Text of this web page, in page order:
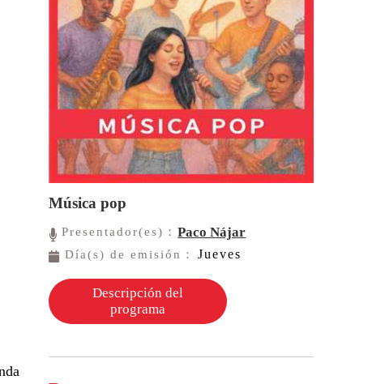
Música pop
Presentador(es)：Paco Nájar
Día(s) de emisión： Jueves
Descripción del
programa